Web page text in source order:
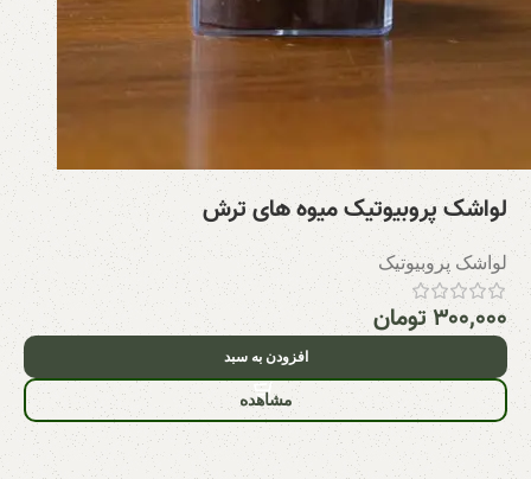
لواشک پروبیوتیک میوه های ترش
لواشک پروبیوتیک
۳۰۰,۰۰۰تومان
افزودن به سبد
مشاهده